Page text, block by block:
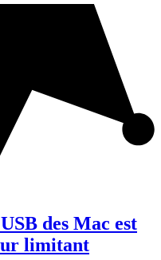
des Mac est
limitant